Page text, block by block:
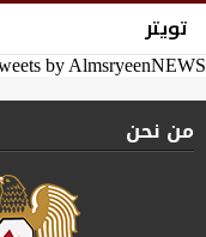
تويتر
by AlmsryeenNEWS
من نحن